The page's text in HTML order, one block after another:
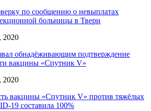
по сообщению о невыплатах
больницы в Твери
2020
обнадёживающим подтверждение
вакцины «Спутник V»
2020
вакцины «Спутник V» против тяжёлых
19 составила 100%